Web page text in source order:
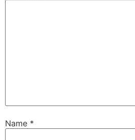
Name *